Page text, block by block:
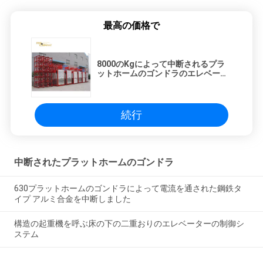
最高の価格で
8000のKgによって中断されるプラ
ットホームのゴンドラのエレベータ
続行
中断されたプラットホームのゴンドラ
630プラットホームのゴンドラによって電流を通された鋼鉄タ
イプ アルミ合金を中断しました
構造の起重機を呼ぶ床の下の二重おりのエレベーターの制御シ
ステム